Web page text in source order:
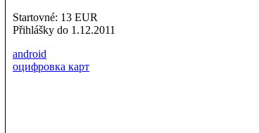
Startovné: 13 EUR
Přihlášky do 1.12.2011
android
оцифровка карт